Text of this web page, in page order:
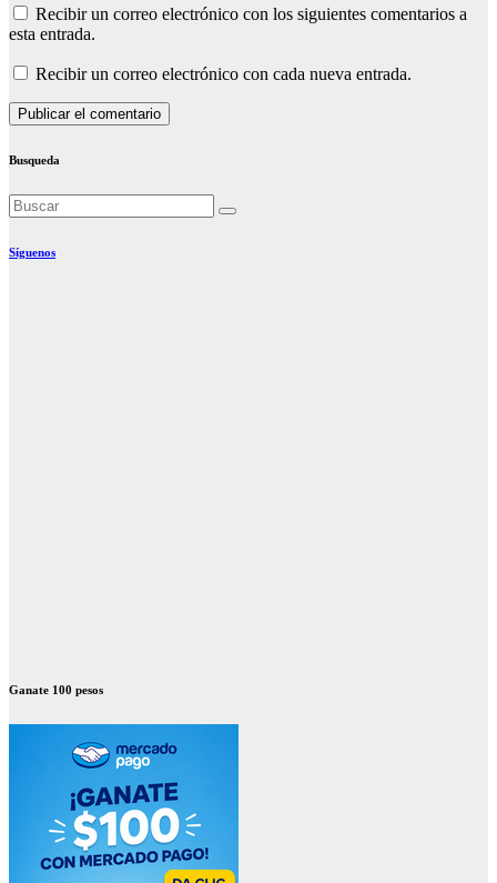
Recibir un correo electrónico con los siguientes comentarios a
esta entrada.
Recibir un correo electrónico con cada nueva entrada.
Busqueda
Síguenos
Ganate 100 pesos